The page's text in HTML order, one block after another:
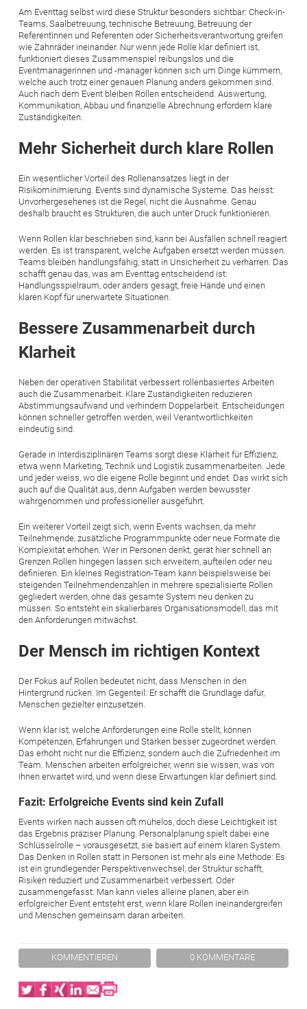
Am Eventtag selbst wird diese Struktur besonders sichtbar: Check-in-
Teams, Saalbetreuung, technische Betreuung, Betreuung der
Referentinnen und Referenten oder Sicherheitsverantwortung greifen
wie Zahnräder ineinander. Nur wenn jede Rolle klar definiert ist,
funktioniert dieses Zusammenspiel reibungslos und die
Eventmanagerinnen und -manager können sich um Dinge kümmern,
welche auch trotz einer genauen Planung anders gekommen sind.
Auch nach dem Event bleiben Rollen entscheidend. Auswertung,
Kommunikation, Abbau und finanzielle Abrechnung erfordern klare
Zuständigkeiten.
Mehr Sicherheit durch klare Rollen
Ein wesentlicher Vorteil des Rollenansatzes liegt in der
Risikominimierung. Events sind dynamische Systeme. Das heisst:
Unvorhergesehenes ist die Regel, nicht die Ausnahme. Genau
deshalb braucht es Strukturen, die auch unter Druck funktionieren.
Wenn Rollen klar beschrieben sind, kann bei Ausfällen schnell reagiert
werden. Es ist transparent, welche Aufgaben ersetzt werden müssen.
Teams bleiben handlungsfähig, statt in Unsicherheit zu verharren. Das
schafft genau das, was am Eventtag entscheidend ist:
Handlungsspielraum, oder anders gesagt, freie Hände und einen
klaren Kopf für unerwartete Situationen.
Bessere Zusammenarbeit durch
Klarheit
Neben der operativen Stabilität verbessert rollenbasiertes Arbeiten
auch die Zusammenarbeit. Klare Zuständigkeiten reduzieren
Abstimmungsaufwand und verhindern Doppelarbeit. Entscheidungen
können schneller getroffen werden, weil Verantwortlichkeiten
eindeutig sind.
Gerade in interdisziplinären Teams sorgt diese Klarheit für Effizienz,
etwa wenn Marketing, Technik und Logistik zusammenarbeiten. Jede
und jeder weiss, wo die eigene Rolle beginnt und endet. Das wirkt sich
auch auf die Qualität aus, denn Aufgaben werden bewusster
wahrgenommen und professioneller ausgeführt.
Ein weiterer Vorteil zeigt sich, wenn Events wachsen, da mehr
Teilnehmende, zusätzliche Programmpunkte oder neue Formate die
Komplexität erhöhen. Wer in Personen denkt, gerät hier schnell an
Grenzen.Rollen hingegen lassen sich erweitern, aufteilen oder neu
definieren. Ein kleines Registration-Team kann beispielsweise bei
steigenden Teilnehmendenzahlen in mehrere spezialisierte Rollen
gegliedert werden, ohne das gesamte System neu denken zu
müssen. So entsteht ein skalierbares Organisationsmodell, das mit
den Anforderungen mitwächst.
Der Mensch im richtigen Kontext
Der Fokus auf Rollen bedeutet nicht, dass Menschen in den
Hintergrund rücken. Im Gegenteil: Er schafft die Grundlage dafür,
Menschen gezielter einzusetzen.
Wenn klar ist, welche Anforderungen eine Rolle stellt, können
Kompetenzen, Erfahrungen und Stärken besser zugeordnet werden.
Das erhöht nicht nur die Effizienz, sondern auch die Zufriedenheit im
Team. Menschen arbeiten erfolgreicher, wenn sie wissen, was von
ihnen erwartet wird, und wenn diese Erwartungen klar definiert sind.
Fazit: Erfolgreiche Events sind kein Zufall
Events wirken nach aussen oft mühelos, doch diese Leichtigkeit ist
das Ergebnis präziser Planung. Personalplanung spielt dabei eine
Schlüsselrolle – vorausgesetzt, sie basiert auf einem klaren System.
Das Denken in Rollen statt in Personen ist mehr als eine Methode: Es
ist ein grundlegender Perspektivenwechsel, der Struktur schafft,
Risiken reduziert und Zusammenarbeit verbessert. Oder
zusammengefasst: Man kann vieles alleine planen, aber ein
erfolgreicher Event entsteht erst, wenn klare Rollen ineinandergreifen
und Menschen gemeinsam daran arbeiten.
KOMMENTIEREN 0 KOMMENTARE
Twitter
Facebook
XING
LinkedIn
Email
Print